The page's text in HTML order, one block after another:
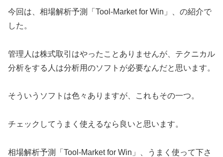
今回は、相場解析予測「Tool-Market for Win」、の紹介で
した。
管理人は株式取引はやったことありませんが、テクニカル
分析をする人は分析用のソフトが必要なんだと思います。
そういうソフトは色々ありますが、これもその一つ。
チェックしてうまく使えるなら良いと思います。
相場解析予測「Tool-Market for Win」、うまく使って下さ